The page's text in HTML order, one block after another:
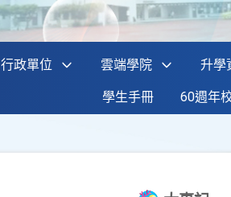
行政單位 雲端學院 升學
學生手冊 60週年